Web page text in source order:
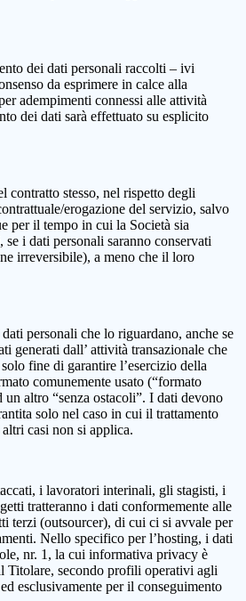
dei dati personali raccolti – ivi
da esprimere in calce alla
adempimenti connessi alle attività
dei dati sarà effettuato su esplicito
contratto stesso, nel rispetto degli
erogazione del servizio, salvo
per il tempo in cui la Società sia
i dati personali saranno conservati
irreversibile), a meno che il loro
personali che lo riguardano, anche se
generati dall’ attività transazionale che
fine di garantire l’esercizio della
comunemente usato (“formato
altro “senza ostacoli”. I dati devono
solo nel caso in cui il trattamento
casi non si applica.
i lavoratori interinali, gli stagisti, i
tratteranno i dati conformemente alle
terzi (outsourcer), di cui ci si avvale per
Nello specifico per l’hosting, i dati
nr. 1, la cui informativa privacy è
Titolare, secondo profili operativi agli
esclusivamente per il conseguimento